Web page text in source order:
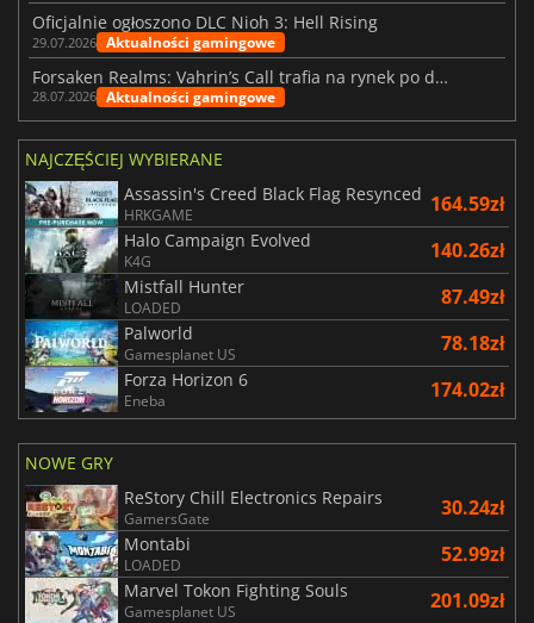
Oficjalnie ogłoszono DLC Nioh 3: Hell Rising
29.07.2026 Aktualności gamingowe
Forsaken Realms: Vahrin’s Call trafia na rynek po dziesięciu latach prac
28.07.2026 Aktualności gamingowe
NAJCZĘŚCIEJ WYBIERANE
Assassin's Creed Black Flag Resynced
HRKGAME 164.59zł
Halo Campaign Evolved
K4G 140.26zł
Mistfall Hunter
LOADED 87.49zł
Palworld
Gamesplanet US 78.18zł
Forza Horizon 6
Eneba 174.02zł
NOWE GRY
ReStory Chill Electronics Repairs
GamersGate 30.24zł
Montabi
LOADED 52.99zł
Marvel Tokon Fighting Souls
Gamesplanet US 201.09zł